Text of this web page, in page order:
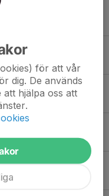
för att vår
dig. De används
hjälpa oss att